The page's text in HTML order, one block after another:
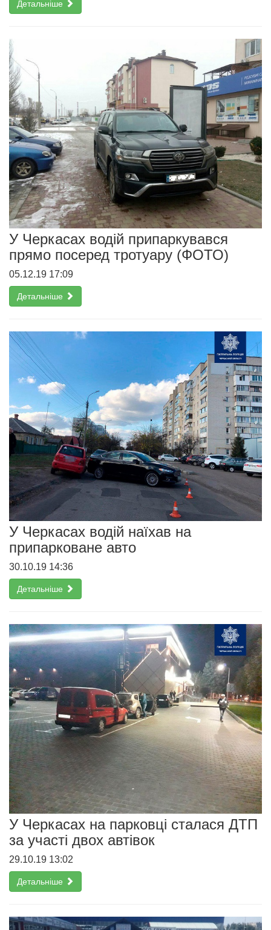
Детальніше
У Черкасах водій припаркувався
прямо посеред тротуару (ФОТО)
05.12.19 17:09
Детальніше
У Черкасах водій наїхав на
припарковане авто
30.10.19 14:36
Детальніше
У Черкасах на парковці сталася ДТП
за участі двох автівок
29.10.19 13:02
Детальніше